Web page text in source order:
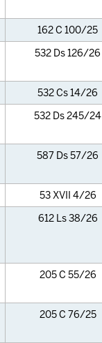
162 C 100/25
532 Ds 126/26
532 Cs 14/26
532 Ds 245/24
587 Ds 57/26
53 XVII 4/26
612 Ls 38/26
205 C 55/26
205 C 76/25